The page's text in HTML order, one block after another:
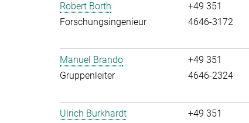
Robert Borth
Forschungsingenieur
+49 351
4646-3172
Manuel Brando
Gruppenleiter
+49 351
4646-2324
Ulrich Burkhardt
+49 351